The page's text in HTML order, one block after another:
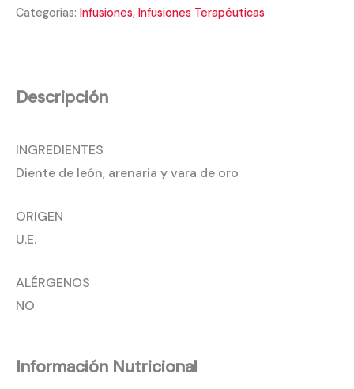
Categorías: Infusiones, Infusiones Terapéuticas
Descripción
INGREDIENTES
Diente de león, arenaria y vara de oro
ORIGEN
U.E.
ALÉRGENOS
NO
Información Nutricional